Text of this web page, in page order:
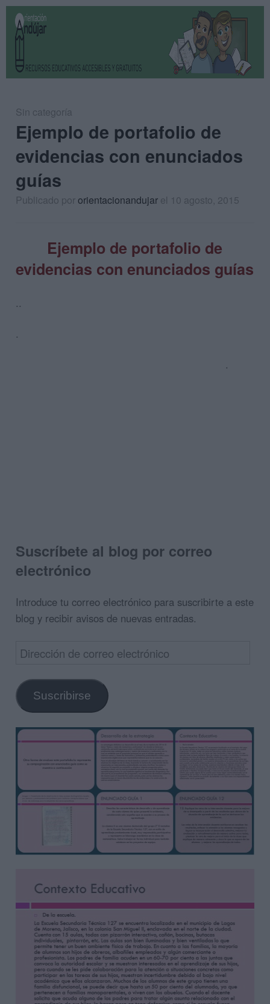
Sin categoría
Ejemplo de portafolio de
evidencias con enunciados
guías
Publicado pororientacionandujar el 10 agosto, 2015
Ejemplo de portafolio de
evidencias con enunciados guías
..
.
.
Suscríbete al blog por correo
electrónico
Introduce tu correo electrónico para suscribirte a este
blog y recibir avisos de nuevas entradas.
Dirección
correo
electrónico
Suscribirse